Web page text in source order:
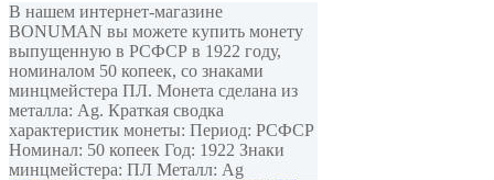
В нашем интернет-магазине
BONUMAN вы можете купить монету
выпущенную в РСФСР в 1922 году,
номиналом 50 копеек, cо знаками
минцмейстера ПЛ. Монета сделана из
металла: Ag. Краткая сводка
характеристик монеты: Период: РСФСР
Номинал: 50 копеек Год: 1922 Знаки
минцмейстера: ПЛ Металл: Ag